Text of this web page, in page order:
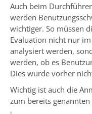
Auch beim
werden
wichtiger. So müssen
Evaluation nicht nur
analysiert werden,
werden, ob es
Dies wurde vorher
Wichtig ist auch die
zum bereits genannten